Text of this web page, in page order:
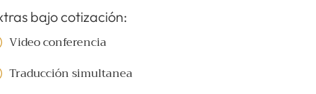
bajo cotización:
Video conferencia
Traducción simultanea